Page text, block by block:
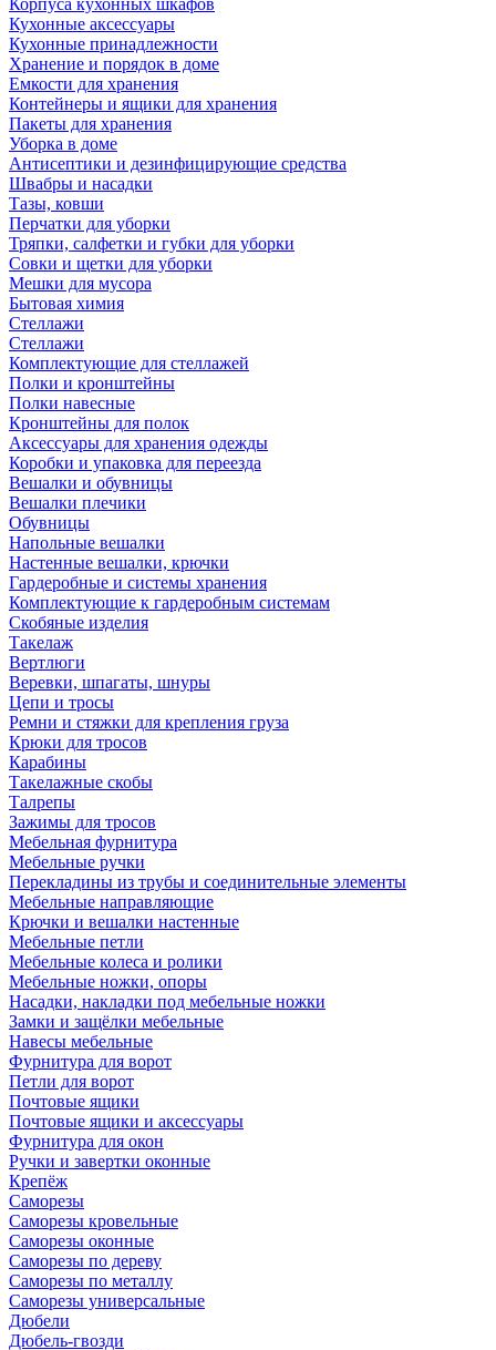
Корпуса кухонных шкафов
Кухонные аксессуары
Кухонные принадлежности
Хранение и порядок в доме
Емкости для хранения
Контейнеры и ящики для хранения
Пакеты для хранения
Уборка в доме
Антисептики и дезинфицирующие средства
Швабры и насадки
Тазы, ковши
Перчатки для уборки
Тряпки, салфетки и губки для уборки
Совки и щетки для уборки
Мешки для мусора
Бытовая химия
Стеллажи
Стеллажи
Комплектующие для стеллажей
Полки и кронштейны
Полки навесные
Кронштейны для полок
Аксессуары для хранения одежды
Коробки и упаковка для переезда
Вешалки и обувницы
Вешалки плечики
Обувницы
Напольные вешалки
Настенные вешалки, крючки
Гардеробные и системы хранения
Комплектующие к гардеробным системам
Скобяные изделия
Такелаж
Вертлюги
Веревки, шпагаты, шнуры
Цепи и тросы
Ремни и стяжки для крепления груза
Крюки для тросов
Карабины
Такелажные скобы
Талрепы
Зажимы для тросов
Мебельная фурнитура
Мебельные ручки
Перекладины из трубы и соединительные элементы
Мебельные направляющие
Крючки и вешалки настенные
Мебельные петли
Мебельные колеса и ролики
Мебельные ножки, опоры
Насадки, накладки под мебельные ножки
Замки и защёлки мебельные
Навесы мебельные
Фурнитура для ворот
Петли для ворот
Почтовые ящики
Почтовые ящики и аксессуары
Фурнитура для окон
Ручки и завертки оконные
Крепёж
Саморезы
Саморезы кровельные
Саморезы оконные
Саморезы по дереву
Саморезы по металлу
Саморезы универсальные
Дюбели
Дюбель-гвозди